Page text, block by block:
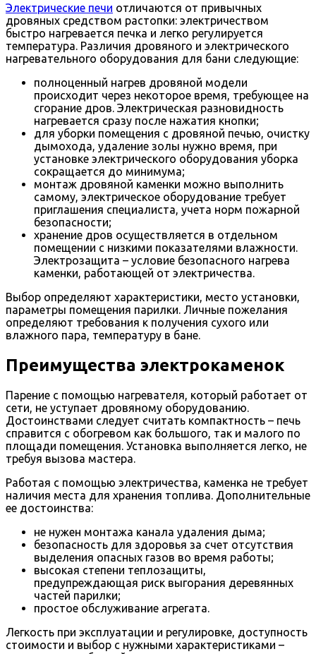
Электрические печи отличаются от привычных
дровяных средством растопки: электричеством
быстро нагревается печка и легко регулируется
температура. Различия дровяного и электрического
нагревательного оборудования для бани следующие:
полноценный нагрев дровяной модели
происходит через некоторое время, требующее на
сгорание дров. Электрическая разновидность
нагревается сразу после нажатия кнопки;
для уборки помещения с дровяной печью, очистку
дымохода, удаление золы нужно время, при
установке электрического оборудования уборка
сокращается до минимума;
монтаж дровяной каменки можно выполнить
самому, электрическое оборудование требует
приглашения специалиста, учета норм пожарной
безопасности;
хранение дров осуществляется в отдельном
помещении с низкими показателями влажности.
Электрозащита – условие безопасного нагрева
каменки, работающей от электричества.
Выбор определяют характеристики, место установки,
параметры помещения парилки. Личные пожелания
определяют требования к получения сухого или
влажного пара, температуру в бане.
Преимущества электрокаменок
Парение с помощью нагревателя, который работает от
сети, не уступает дровяному оборудованию.
Достоинствами следует считать компактность – печь
справится с обогревом как большого, так и малого по
площади помещения. Установка выполняется легко, не
требуя вызова мастера.
Работая с помощью электричества, каменка не требует
наличия места для хранения топлива. Дополнительные
ее достоинства:
не нужен монтажа канала удаления дыма;
безопасность для здоровья за счет отсутствия
выделения опасных газов во время работы;
высокая степени теплозащиты,
предупреждающая риск выгорания деревянных
частей парилки;
простое обслуживание агрегата.
Легкость при эксплуатации и регулировке, доступность
стоимости и выбор с нужными характеристиками –